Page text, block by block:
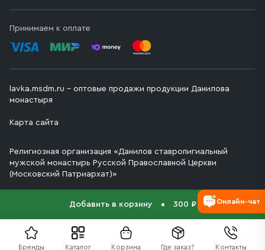
Бренды Каталог Корзина Где заказ? Контакты
Добавить в корзину 300 ₽
Принимаем к оплате
lavka.msdm.ru – оптовые продажи продукции Данилова
монастыря
Карта сайта
Религиозная организация «Данилов ставропигиальный
мужской монастырь Русской Православной Церкви
(Московский Патриархат)»
Онлайн-чат